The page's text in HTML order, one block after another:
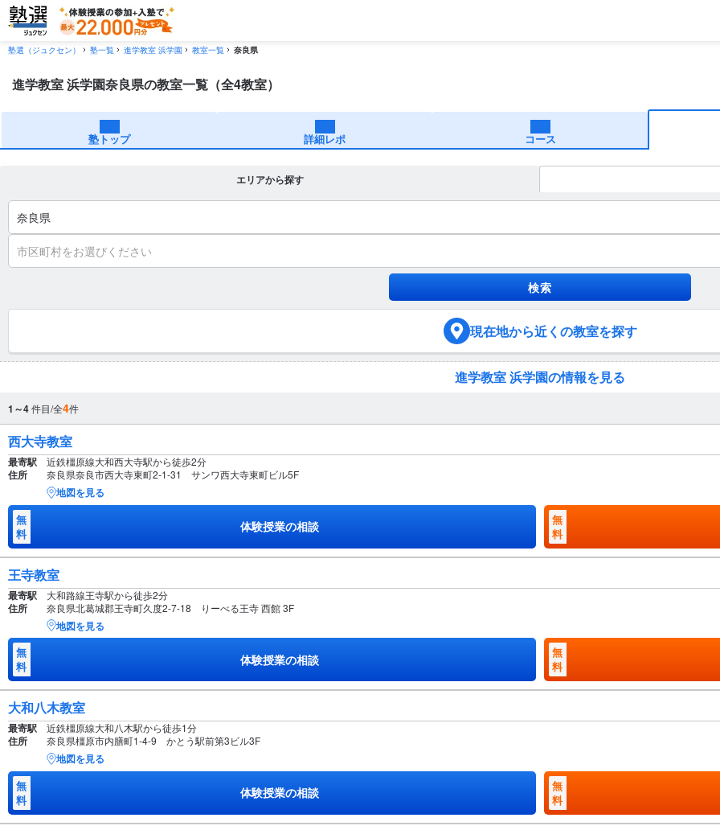
塾選（ジュクセン） 塾一覧 進学教室 浜学園 教室一覧 奈良県
進学教室 浜学園奈良県の教室一覧（全4教室）
塾トップ 詳細レポ コース
エリアから探す
奈良県
市区町村をお選びください
現在地から近くの教室を探す
進学教室 浜学園の情報を見る
1～4件目/全4件
西大寺教室
最寄駅 近鉄橿原線大和西大寺駅から徒歩2分
住所 奈良県奈良市西大寺東町2-1-31 サンワ西大寺東町ビル5F
地図を見る
無
料
体験授業の相談
無
料
王寺教室
最寄駅 大和路線王寺駅から徒歩2分
住所 奈良県北葛城郡王寺町久度2-7-18 りーべる王寺 西館 3F
地図を見る
無
料
体験授業の相談
無
料
大和八木教室
最寄駅 近鉄橿原線大和八木駅から徒歩1分
住所 奈良県橿原市内膳町1-4-9 かとう駅前第3ビル3F
地図を見る
無
料
体験授業の相談
無
料